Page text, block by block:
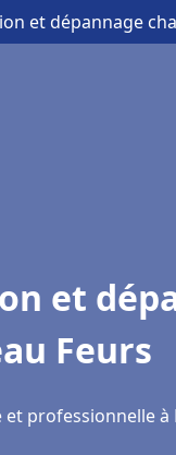
et dépannage
et
Feurs
professionnelle à